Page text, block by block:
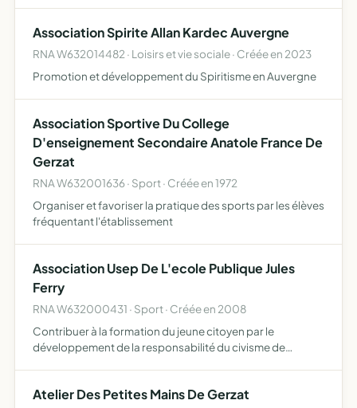
Association Spirite Allan Kardec Auvergne
RNA W632014482 · Loisirs et vie sociale · Créée en 2023
Promotion et développement du Spiritisme en Auvergne
Association Sportive Du College
D'enseignement Secondaire Anatole France De
Gerzat
RNA W632001636 · Sport · Créée en 1972
Organiser et favoriser la pratique des sports par les élèves
fréquentant l'établissement
Association Usep De L'ecole Publique Jules
Ferry
RNA W632000431 · Sport · Créée en 2008
Contribuer à la formation du jeune citoyen par le
développement de la responsabilité du civisme de
cad…
Atelier Des Petites Mains De Gerzat